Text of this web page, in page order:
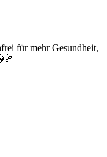
für mehr Gesundheit,